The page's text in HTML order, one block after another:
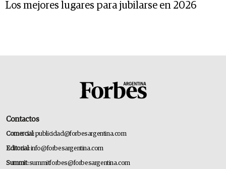
Los mejores lugares para jubilarse en 2026
Contactos
Comercial:publicidad@forbesargentina.com
Editorial:info@forbesargentina.com
Summit:summitforbes@forbesargentina.com